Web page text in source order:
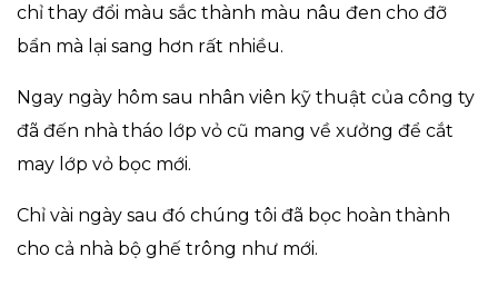
chỉ thay đổi màu sắc thành màu nâu đen cho đỡ
bẩn mà lại sang hơn rất nhiều.
Ngay ngày hôm sau nhân viên kỹ thuật của công ty
đã đến nhà tháo lớp vỏ cũ mang về xưởng để cắt
may lớp vỏ bọc mới.
Chỉ vài ngày sau đó chúng tôi đã bọc hoàn thành
cho cả nhà bộ ghế trông như mới.